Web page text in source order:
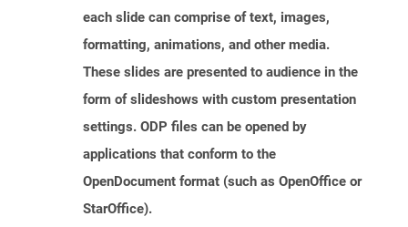
each slide can comprise of text, images,
formatting, animations, and other media.
These slides are presented to audience in the
form of slideshows with custom presentation
settings. ODP files can be opened by
applications that conform to the
OpenDocument format (such as OpenOffice or
StarOffice).